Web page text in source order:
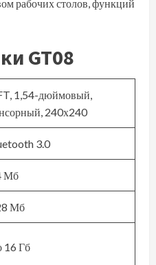
рабочих столов, функций
GT08
1,54-дюймовый,
240х240
3.0
Мб
Мб
16 Гб